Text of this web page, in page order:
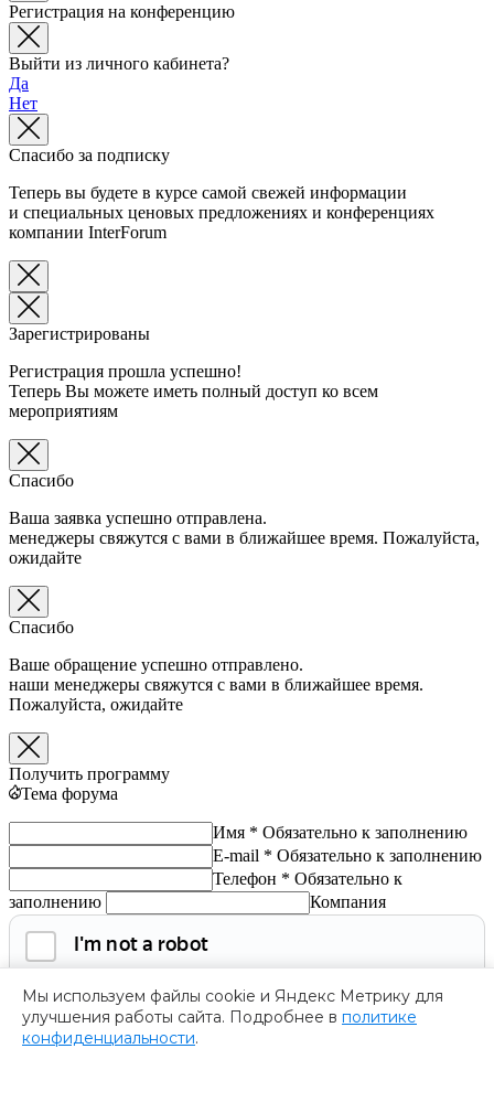
Мы используем файлы cookie и Яндекс Метрику для
улучшения работы сайта. Подробнее в политике
конфиденциальности.
Регистрация на конференцию
Выйти из личного кабинета?
Да
Нет
Спасибо за подписку
Теперь вы будете в курсе самой свежей информации
и специальных ценовых предложениях и конференциях
компании InterForum
Зарегистрированы
Регистрация прошла успешно!
Теперь Вы можете иметь полный доступ ко всем
мероприятиям
Спасибо
Ваша заявка успешно отправлена.
менеджеры свяжутся с вами в ближайшее время. Пожалуйста,
ожидайте
Спасибо
Ваше обращение успешно отправлено.
наши менеджеры свяжутся с вами в ближайшее время.
Пожалуйста, ожидайте
Получить программу
Тема форума
Имя * Обязательно к заполнению
E-mail * Обязательно к заполнению
Телефон * Обязательно к
заполнению
Компания